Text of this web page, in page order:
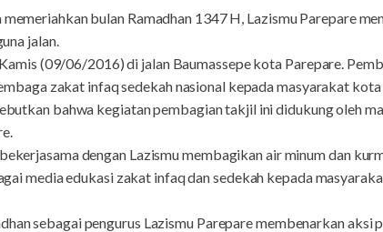
bulan Ramadhan 1347 H, Lazismu Parepare
jalan.
(09/06/2016) di jalan Baumassepe kota Parepare.
zakat infaq sedekah nasional kepada masyarakat
bahwa kegiatan pembagian takjil ini didukung oleh
dengan Lazismu membagikan air minum dan
media edukasi zakat infaq dan sedekah kepada
sebagai pengurus Lazismu Parepare membenarkan aksi